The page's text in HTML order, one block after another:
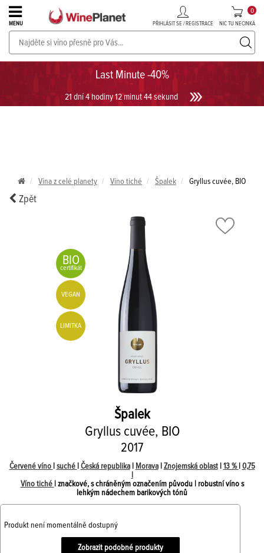
Last Minute -40%
21 dní 4 hodiny 12 minut 44 sekund
MENU PŘIHLÁSIT SE / REGISTRACE NIC TU NECINKÁ
0
PROSECCO v akci až do -30%!UKÁZAT PROSECCO
Vína z celé planety Víno tiché Špalek Gryllus cuvée, BIO
Zpět
BIO
certifikát
VEGAN
LIMITKA
Špalek
Gryllus cuvée, BIO
2017
Červené víno suché Česká republika| Morava| Znojemská oblast| 13 % 0,75
Víno tiché
| značkové, s chráněným označením původu | robustní víno s
lehkým nádechem barikových tónů
Produkt není momentálně dostupný
Zobrazit podobné produkty